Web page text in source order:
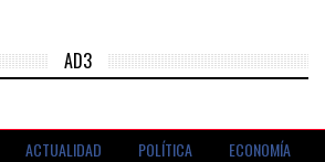
AD3
ACTUALIDAD POLÍTICA
ECONOMÍA